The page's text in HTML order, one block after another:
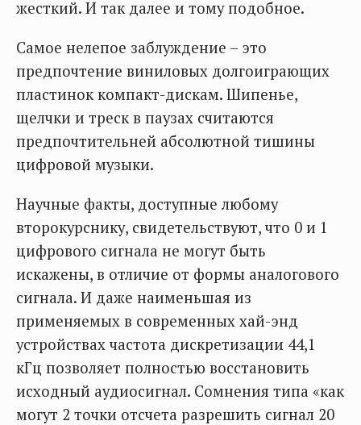
жесткий. И так далее и тому подобное.
Самое нелепое заблуждение – это
предпочтение виниловых долгоиграющих
пластинок компакт-дискам. Шипенье,
щелчки и треск в паузах считаются
предпочтительней абсолютной тишины
цифровой музыки.
Научные факты, доступные любому
второкурснику, свидетельствуют, что 0 и 1
цифрового сигнала не могут быть
искажены, в отличие от формы аналогового
сигнала. И даже наименьшая из
применяемых в современных хай-энд
устройствах частота дискретизации 44,1
кГц позволяет полностью восстановить
исходный аудиосигнал. Сомнения типа «как
могут 2 точки отсчета разрешить сигнал 20